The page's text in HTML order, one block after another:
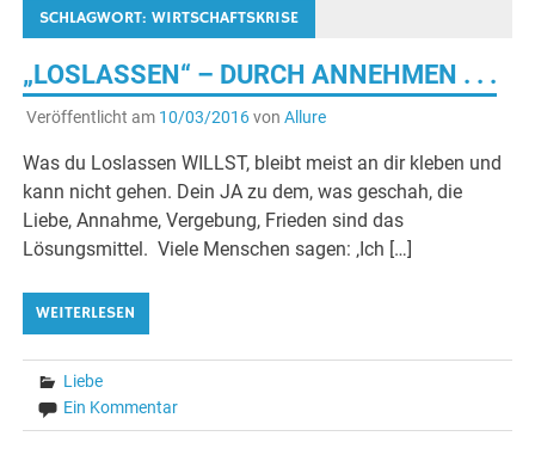
SCHLAGWORT:WIRTSCHAFTSKRISE
„LOSLASSEN“ – DURCH ANNEHMEN . . .
Veröffentlicht am 10/03/2016von Allure
Was du Loslassen WILLST, bleibt meist an dir kleben und
kann nicht gehen. Dein JA zu dem, was geschah, die
Liebe, Annahme, Vergebung, Frieden sind das
Lösungsmittel. Viele Menschen sagen: ‚Ich […]
WEITERLESEN
Liebe
Ein Kommentar